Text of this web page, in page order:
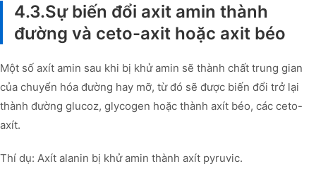
4.3.Sự biến đổi axit amin thành
đường và ceto-axit hoặc axit béo
Một số axít amin sau khi bị khử amin sẽ thành chất trung gian
của chuyển hóa đường hay mỡ, từ đó sẽ được biến đổi trở lại
thành đường glucoz, glycogen hoặc thành axít béo, các ceto-
axít.
Thí dụ: Axít alanin bị khử amin thành axít pyruvic.